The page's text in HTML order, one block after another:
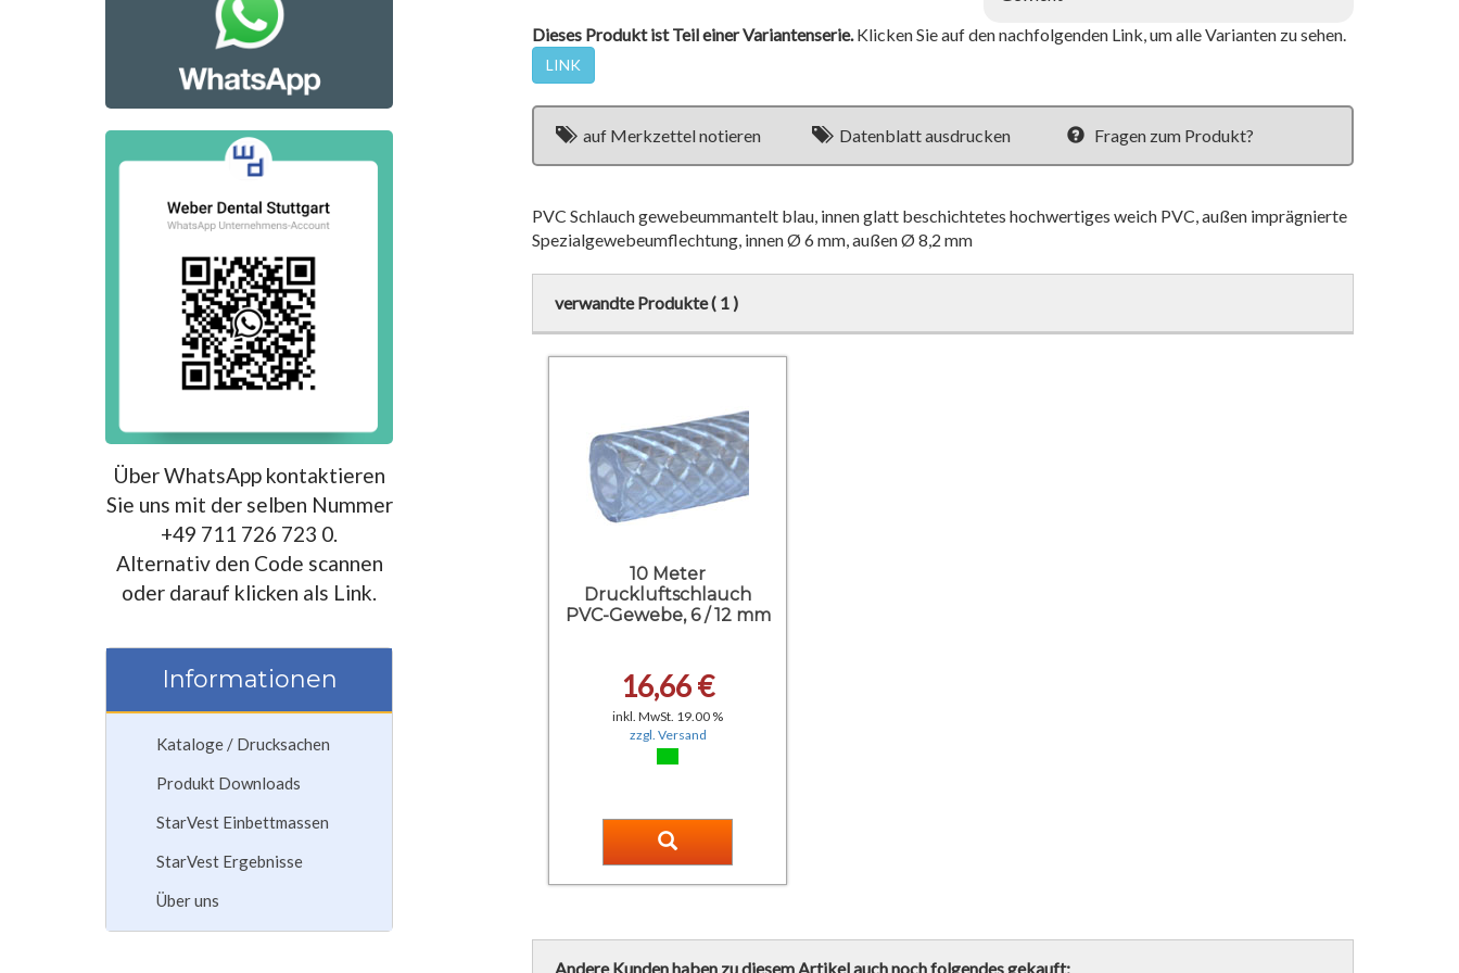
Über WhatsApp kontaktieren
Sie uns mit der selben Nummer
+49 711 726 723 0.
Alternativ den Code scannen
oder darauf klicken als Link.
Informationen
Kataloge / Drucksachen
Produkt Downloads
StarVest Einbettmassen
StarVest Ergebnisse
Über uns
Dieses Produkt ist Teil einer Variantenserie.Klicken Sie auf den nachfolgenden Link, um alle Varianten zu sehen.
LINK
auf Merkzettel notieren Datenblatt ausdrucken Fragen zum Produkt?
PVC Schlauch gewebeummantelt blau, innen glatt beschichtetes hochwertiges weich PVC, außen imprägnierte
Spezialgewebeumflechtung, innen Ø 6 mm, außen Ø 8,2 mm
verwandte Produkte ( 1 )
10 Meter
Druckluftschlauch
PVC-Gewebe, 6 / 12 mm
16,66 €
inkl. MwSt. 19.00 %
zzgl. Versand
Andere Kunden haben zu diesem Artikel auch noch folgendes gekauft: